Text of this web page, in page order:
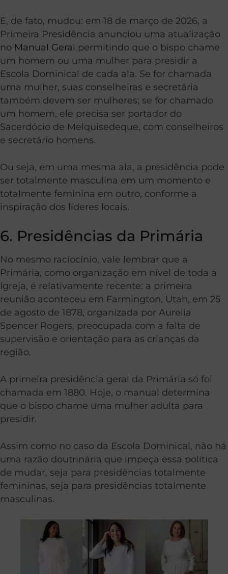
E, de fato, mudou: em 18 de março de 2026, a
Primeira Presidência anunciou uma atualização
no Manual Geral permitindo que o bispo chame
um homem ou uma mulher para presidir a
Escola Dominical de cada ala. Se for chamada
uma mulher, suas conselheiras e secretária
também devem ser mulheres; se for chamado
um homem, ele precisa ser portador do
Sacerdócio de Melquisedeque, com conselheiros
e secretário homens.
Ou seja, em uma mesma ala, a presidência pode
ser totalmente masculina em um momento e
totalmente feminina em outro, conforme a
inspiração dos líderes locais.
6. Presidências da Primária
No mesmo raciocínio, vale lembrar que a
Primária, como organização em nível de toda a
Igreja, é relativamente recente: a primeira
reunião aconteceu em Farmington, Utah, em 25
de agosto de 1878, organizada por Aurelia
Spencer Rogers, preocupada com a falta de
supervisão e orientação para as crianças da
região.
A primeira presidência geral da Primária só foi
chamada em 1880. Hoje, o manual determina
que o bispo chame uma mulher adulta para
presidir.
Assim como no caso da Escola Dominical, não há
uma razão doutrinária que impeça essa política
de mudar, seja para presidências totalmente
femininas, seja para presidências totalmente
masculinas.